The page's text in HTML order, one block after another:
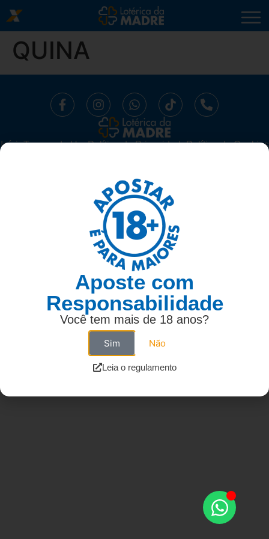
QUINA
Início⁠Termos de UsoPolítica de PrivacidadePolítica de Cookies
AV. MADRE LEONIA MILITO, 1175, SALA 06 SUBSOLO - BELA
SUIÇA, LONDRINA/ PARANÁ - 86050-270
TELEFONE: 43 3337-1117
Aposte com
Responsabilidade
Você tem mais de 18 anos?
Sim Não
Leia o regulamento